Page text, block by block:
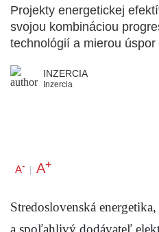
Projekty energetickej
svojou kombináciou
technológií a mierou úspor
INZERCIA
Inzercia
A- | A+
Stredoslovenská